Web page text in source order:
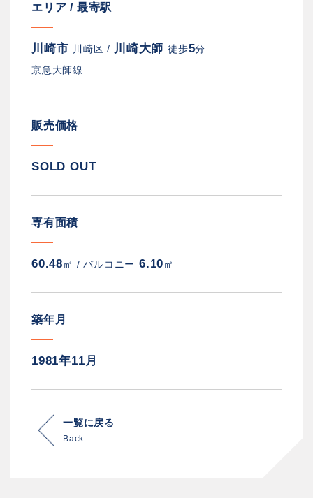
エリア / 最寄駅
川崎市 川崎区 / 川崎大師徒歩5分
京急大師線
販売価格
SOLD OUT
専有面積
60.48㎡ /バルコニー 6.10㎡
築年月
1981年11月
一覧に戻る
Back